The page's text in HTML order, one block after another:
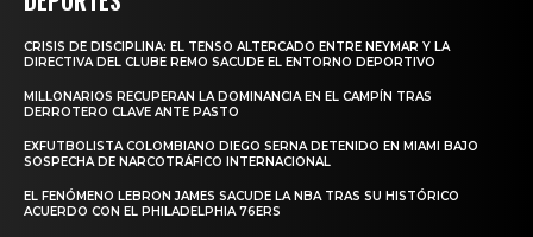
CRISIS DE DISCIPLINA: EL TENSO ALTERCADO ENTRE NEYMAR Y LA
DIRECTIVA DEL CLUBE REMO SACUDE EL ENTORNO DEPORTIVO
MILLONARIOS RECUPERAN LA DOMINANCIA EN EL CAMPÍN TRAS
DERROTERO CLAVE ANTE PASTO
EXFUTBOLISTA COLOMBIANO DIEGO SERNA DETENIDO EN MIAMI BAJO
SOSPECHA DE NARCOTRÁFICO INTERNACIONAL
EL FENÓMENO LEBRON JAMES SACUDE LA NBA TRAS SU HISTÓRICO
ACUERDO CON EL PHILADELPHIA 76ERS